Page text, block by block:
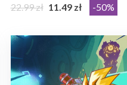
22.99 zł 11.49 zł -50%